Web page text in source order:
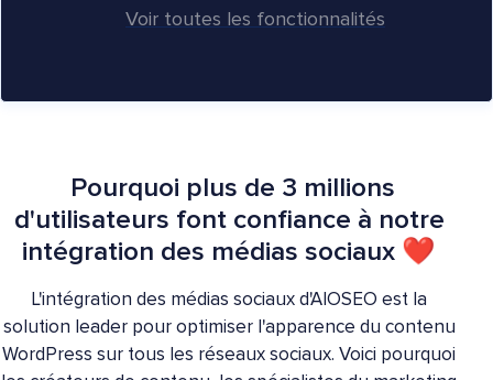
Voir toutes les fonctionnalités
Pourquoi plus de 3 millions
d'utilisateurs font confiance à notre
intégration des médias sociaux ❤
L'intégration des médias sociaux d'AIOSEO est la
solution leader pour optimiser l'apparence du contenu
WordPress sur tous les réseaux sociaux. Voici pourquoi